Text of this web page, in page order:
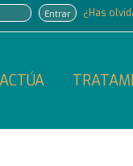
Entrar ¿Has
ACTÚA